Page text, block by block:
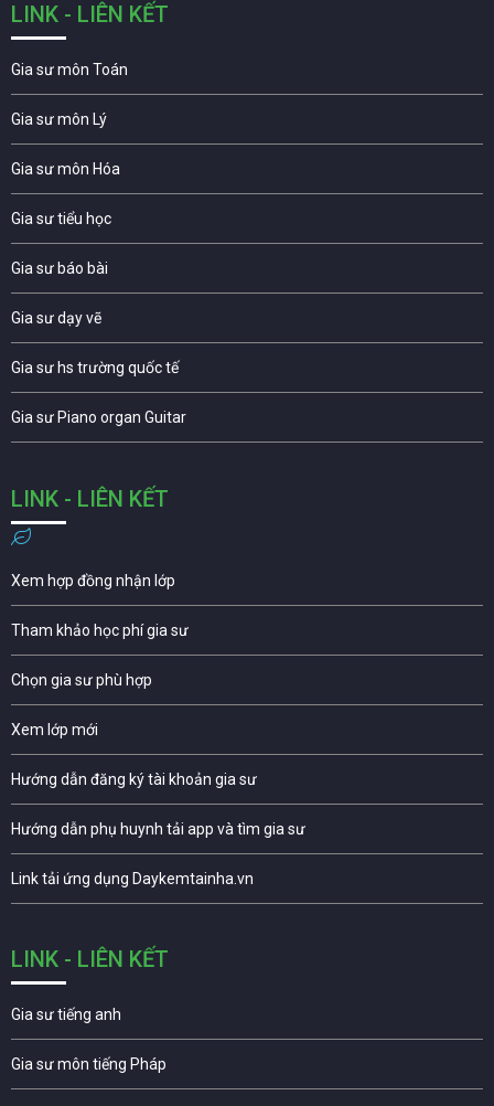
LINK - LIÊN KẾT
Gia sư môn Toán
Gia sư môn Lý
Gia sư môn Hóa
Gia sư tiểu học
Gia sư báo bài
Gia sư dạy vẽ
Gia sư hs trường quốc tế
Gia sư Piano organ Guitar
LINK - LIÊN KẾT
Xem hợp đồng nhận lớp
Tham khảo học phí gia sư
Chọn gia sư phù hợp
Xem lớp mới
Hướng dẫn đăng ký tài khoản gia sư
Hướng dẫn phụ huynh tải app và tìm gia sư
Link tải ứng dụng Daykemtainha.vn
LINK - LIÊN KẾT
Gia sư tiếng anh
Gia sư môn tiếng Pháp